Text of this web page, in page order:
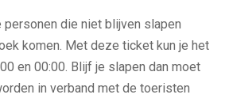
die niet blijven slapen
komen. Met deze ticket kun je het
en 00:00. Blijf je slapen dan moet
in verband met de toeristen